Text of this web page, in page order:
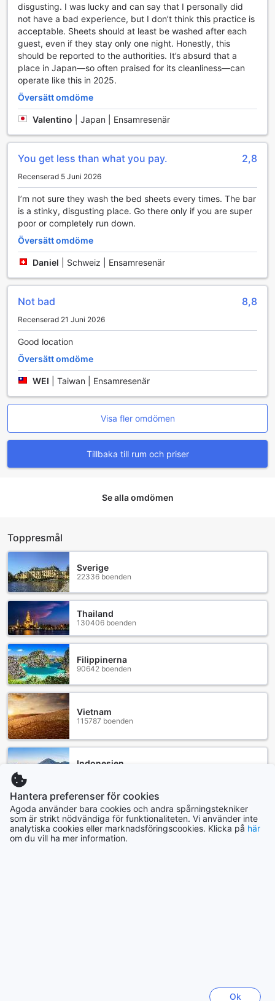
disgusting. I was lucky and can say that I personally did
not have a bad experience, but I don’t think this practice is
acceptable. Sheets should at least be washed after each
guest, even if they stay only one night. Honestly, this
should be reported to the authorities. It’s absurd that a
place in Japan—so often praised for its cleanliness—can
operate like this in 2025.
Översätt omdöme
Valentino Japan | Ensamresenär
You get less than what you pay. 2,8
Recenserad 5 Juni 2026
I’m not sure they wash the bed sheets every times. The bar
is a stinky, disgusting place. Go there only if you are super
poor or completely run down.
Översätt omdöme
Daniel Schweiz | Ensamresenär
Not bad 8,8
Recenserad 21 Juni 2026
Good location
Översätt omdöme
WEI Taiwan | Ensamresenär
Visa fler omdömen
Tillbaka till rum och priser
Se alla omdömen
Toppresmål
Sverige
22336 boenden
Thailand
130406 boenden
Filippinerna
90642 boenden
Vietnam
115787 boenden
Indonesien
Visa mer
Se alla
Hantera preferenser för cookies
Agoda använder bara cookies och andra spårningstekniker
som är strikt nödvändiga för funktionaliteten. Vi använder inte
analytiska cookies eller marknadsföringscookies. Klicka på här
om du vill ha mer information.
Ok